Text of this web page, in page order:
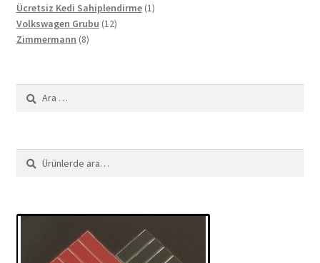
ürün
Ücretsiz Kedi Sahiplendirme 11
Volkswagen Grubu 1212
Zimmermann 88
Arama:
Ara:
Ara